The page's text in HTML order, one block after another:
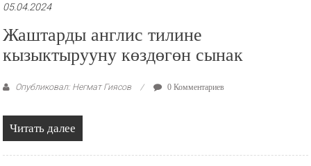
05.04.2024
Жаштарды англис тилине
кызыктырууну көздөгөн сынак
Опубликовал: Негмат Гиясов 0 Комментариев
Читать далее